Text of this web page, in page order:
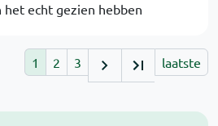
echt gezien hebben
1 2 3 laatste